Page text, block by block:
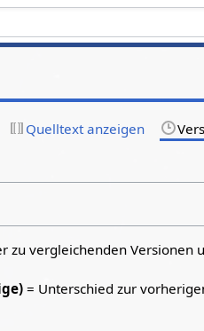
Quelltext anzeigen
zu vergleichenden Versionen
= Unterschied zur